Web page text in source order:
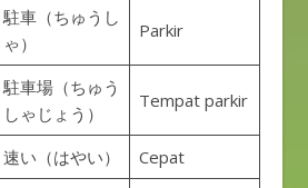
駐車（ちゅうし
ゃ）
Parkir
駐車場（ちゅう
しゃじょう）
Tempat parkir
速い（はやい）
Cepat